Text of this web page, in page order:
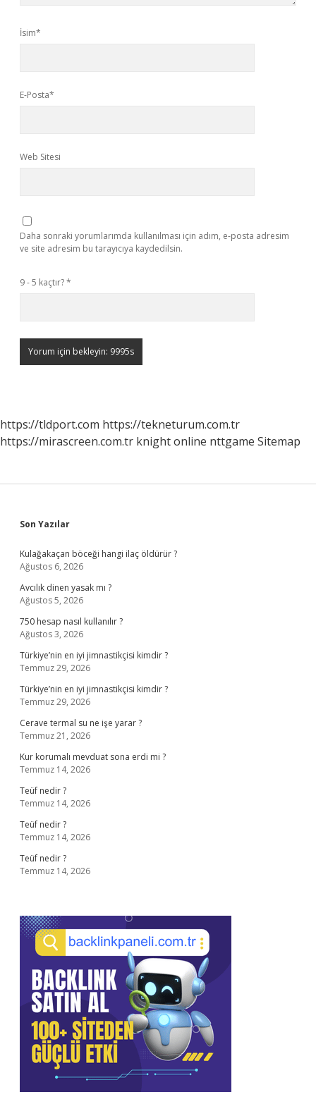
İsim*
E-Posta*
Web Sitesi
Daha sonraki yorumlarımda kullanılması için adım, e-posta adresim
ve site adresim bu tarayıcıya kaydedilsin.
9 - 5 kaçtır?*
https://tldport.com https://tekneturum.com.tr
https://mirascreen.com.tr knight online nttgame Sitemap
Sidebar
Son Yazılar
Kulağakaçan böceği hangi ilaç öldürür ?
Ağustos 6, 2026
Avcılık dinen yasak mı ?
Ağustos 5, 2026
750 hesap nasıl kullanılır ?
Ağustos 3, 2026
Türkiye’nin en iyi jimnastikçisi kimdir ?
Temmuz 29, 2026
Türkiye’nin en iyi jimnastikçisi kimdir ?
Temmuz 29, 2026
Cerave termal su ne işe yarar ?
Temmuz 21, 2026
Kur korumalı mevduat sona erdi mi ?
Temmuz 14, 2026
Teüf nedir ?
Temmuz 14, 2026
Teüf nedir ?
Temmuz 14, 2026
Teüf nedir ?
Temmuz 14, 2026